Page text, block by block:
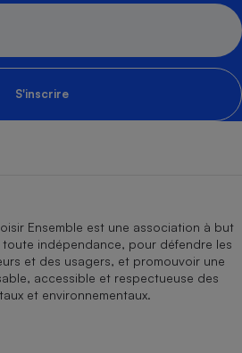
S'inscrire
Ensemble est une association à but
indépendance, pour défendre les
et des usagers, et promouvoir une
accessible et respectueuse des
et environnementaux.